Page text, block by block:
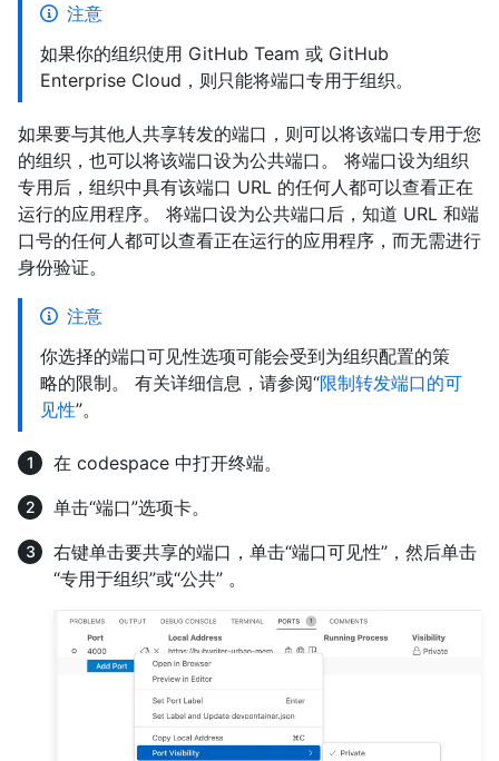
注意
如果你的组织使用 GitHub Team 或 GitHub
Enterprise Cloud，则只能将端口专用于组织。
如果要与其他人共享转发的端口，则可以将该端口专用于您
的组织，也可以将该端口设为公共端口。 将端口设为组织
专用后，组织中具有该端口 URL 的任何人都可以查看正在
运行的应用程序。 将端口设为公共端口后，知道 URL 和端
口号的任何人都可以查看正在运行的应用程序，而无需进行
身份验证。
注意
你选择的端口可见性选项可能会受到为组织配置的策
略的限制。 有关详细信息，请参阅“限制转发端口的可
见性”。
在 codespace 中打开终端。
单击“端口”选项卡。
右键单击要共享的端口，单击“端口可见性”，然后单击
“专用于组织”或“公共” 。